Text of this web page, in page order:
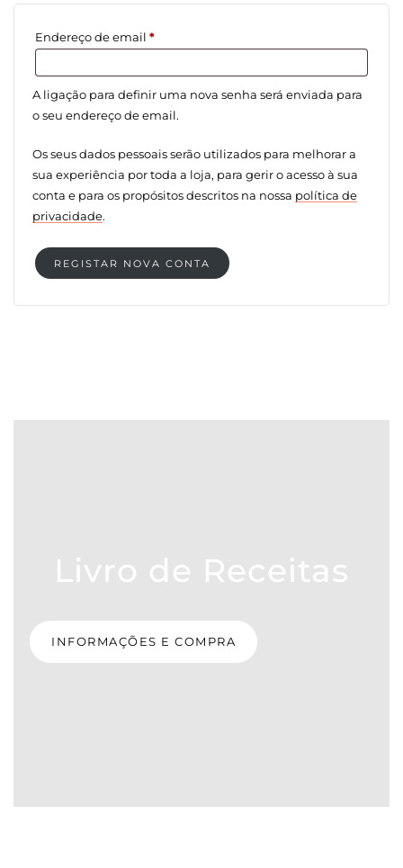
Endereço de email *Obrigatório
A ligação para definir uma nova senha será enviada para
o seu endereço de email.
Os seus dados pessoais serão utilizados para melhorar a
sua experiência por toda a loja, para gerir o acesso à sua
conta e para os propósitos descritos na nossa política de
privacidade.
REGISTAR NOVA CONTA
Livro de Receitas
INFORMAÇÕES E COMPRA